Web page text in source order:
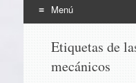
Menú
contenido
Etiquetas de
mecánicos